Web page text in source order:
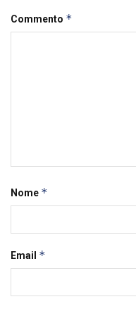
Commento *
Nome *
Email *